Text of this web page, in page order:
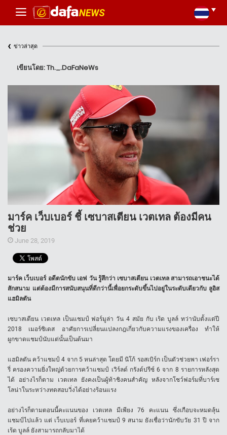
‹ ข่าวล่าสุด
เขียนโดย: Th._.DaFaNeWs
มาร์ค เว็บเบอร์ ชี้ เซบาสเตียน เวตเทล ต้องมีคน
ช่วย
June 28, 2019
มาร์ค เว็บเบอร์ อดีตนักขับ เอฟ วัน รู้สึกว่า เซบาสเตียน เวตเทล สามารถเอาชนะได้
สักสนาม แต่ต้องมีการสนับสนุนที่ดีกว่านี้เพื่อยกระดับขึ้นไปอยู่ในระดับเดียวกับ ลูอิส
แฮมิลตัน
เซบาสเตียน เวตเทล เป็นแชมป์ ฟอร์มูล่า วัน 4 สมัย กับ เร้ด บูลล์ ทว่านับตั้งแต่ปี
2018 เมอร์ซิเดส อาศัยการเปลี่ยนแปลงกฎเกี่ยวกับความแรงของเครื่อง ทำให้
ผูกขาดแชมป์นับแต่นั้นเป็นต้นมา
แฮมิลตัน คว้าแชมป์ 4 จาก 5 หนล่าสุด โดยมี นิโก้ รอสเบิร์ก เป็นตัวช่วยพา เฟอร์รา
รี่ ครองความยิ่งใหญ่ด้วยการคว้าแชมป์ เวิร์ลด์ กรังด์ปรีซ์ 6 จาก 8 รายการหลังสุด
ได้ อย่างไรก็ตาม เวตเทล ยังคงเป็นผู้ท้าชิงคนสำคัญ หลังจากโชว์ฟอร์มที่บาร์เซ
โลน่าในระหว่างทดสอบวิ่งได้อย่างร้อนแรง
อย่างไรก็ตามตอนนี้คะแนนของ เวตเทล มีเพียง 76 คะแนน ซึ่งเกือบจะหมดลุ้น
แชมป์ไปแล้ว แต่ เว็บเบอร์ ที่เคยคว้าแชมป์ 9 สนาม ยังเชื่อว่านักขับวัย 31 ปี จาก
เร้ด บูลล์ ยังสามารถกลับมาได้